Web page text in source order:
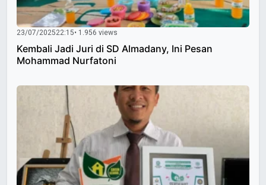
23/07/202522:15• 1.956 views
Kembali Jadi Juri di SD Almadany, Ini Pesan
Mohammad Nurfatoni